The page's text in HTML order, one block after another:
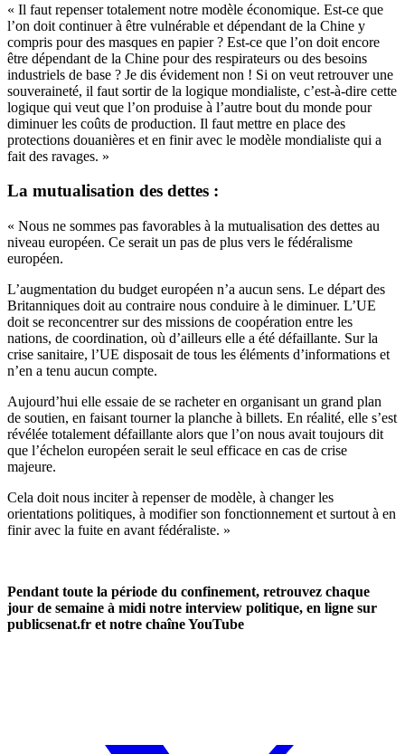
« Il faut repenser totalement notre modèle économique. Est-ce que
l’on doit continuer à être vulnérable et dépendant de la Chine y
compris pour des masques en papier ? Est-ce que l’on doit encore
être dépendant de la Chine pour des respirateurs ou des besoins
industriels de base ? Je dis évidement non ! Si on veut retrouver une
souveraineté, il faut sortir de la logique mondialiste, c’est-à-dire cette
logique qui veut que l’on produise à l’autre bout du monde pour
diminuer les coûts de production. Il faut mettre en place des
protections douanières et en finir avec le modèle mondialiste qui a
fait des ravages. »
La mutualisation des dettes :
« Nous ne sommes pas favorables à la mutualisation des dettes au
niveau européen. Ce serait un pas de plus vers le fédéralisme
européen.
L’augmentation du budget européen n’a aucun sens. Le départ des
Britanniques doit au contraire nous conduire à le diminuer. L’UE
doit se reconcentrer sur des missions de coopération entre les
nations, de coordination, où d’ailleurs elle a été défaillante. Sur la
crise sanitaire, l’UE disposait de tous les éléments d’informations et
n’en a tenu aucun compte.
Aujourd’hui elle essaie de se racheter en organisant un grand plan
de soutien, en faisant tourner la planche à billets. En réalité, elle s’est
révélée totalement défaillante alors que l’on nous avait toujours dit
que l’échelon européen serait le seul efficace en cas de crise
majeure.
Cela doit nous inciter à repenser de modèle, à changer les
orientations politiques, à modifier son fonctionnement et surtout à en
finir avec la fuite en avant fédéraliste. »
Pendant toute la période du confinement, retrouvez chaque
jour de semaine à midi notre interview politique, en ligne sur
publicsenat.fr et notre chaîne YouTube